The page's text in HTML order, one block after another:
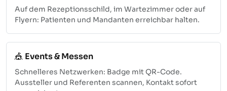
Auf dem Rezeptionsschild, im Wartezimmer oder auf
Flyern: Patienten und Mandanten erreichbar halten.
🎪 Events & Messen
Schnelleres Netzwerken: Badge mit QR-Code.
Aussteller und Referenten scannen, Kontakt sofort